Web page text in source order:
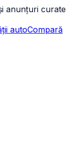
anunțuri curate
autoCompară